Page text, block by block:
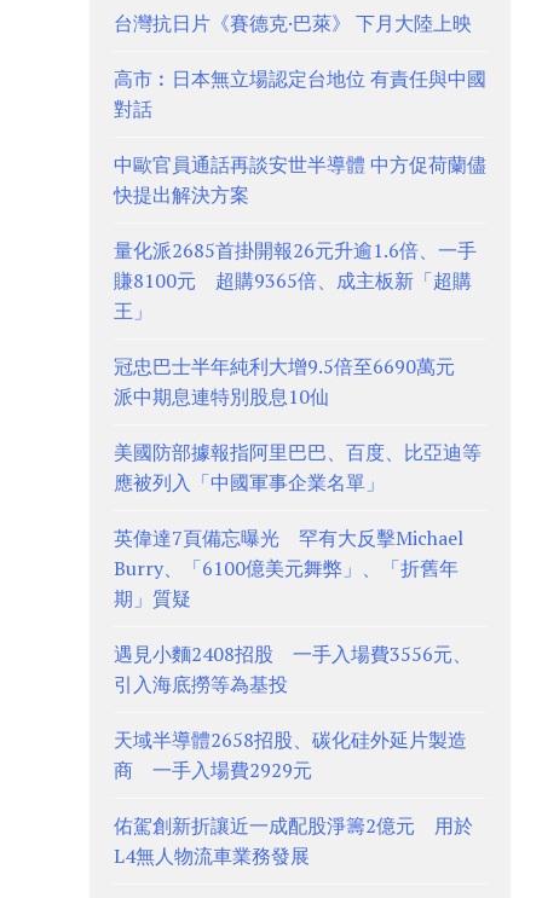
台灣抗日片《賽德克·巴萊》 下月大陸上映
高市︰日本無立場認定台地位 有責任與中國
對話
中歐官員通話再談安世半導體 中方促荷蘭儘
快提出解決方案
量化派2685首掛開報26元升逾1.6倍、一手
賺8100元 超購9365倍、成主板新「超購
王」
冠忠巴士半年純利大增9.5倍至6690萬元
派中期息連特別股息10仙
美國防部據報指阿里巴巴、百度、比亞迪等
應被列入「中國軍事企業名單」
英偉達7頁備忘曝光 罕有大反擊Michael
Burry、「6100億美元舞弊」、「折舊年
期」質疑
遇見小麵2408招股 一手入場費3556元、
引入海底撈等為基投
天域半導體2658招股、碳化硅外延片製造
商 一手入場費2929元
佑駕創新折讓近一成配股淨籌2億元 用於
L4無人物流車業務發展